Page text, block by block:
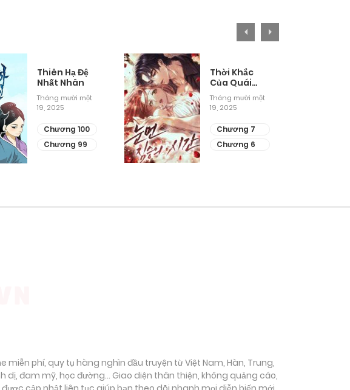
Thiên Hạ Đệ
Nhất Nhân
Tháng mười một
19, 2025
Chương 100
Chương 99
Thời Khắc
Của Quái
Thú Mù
Tháng mười một
19, 2025
Chương 7
Chương 6
phí, quy tụ hàng nghìn đầu truyện từ Việt Nam, Hàn, Trung,
dị, đam mỹ, học đường… Giao diện thân thiện, không quảng cáo,